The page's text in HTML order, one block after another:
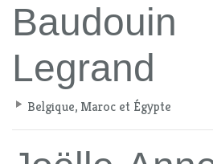
Baudouin
Legrand
Belgique, Maroc et Égypte